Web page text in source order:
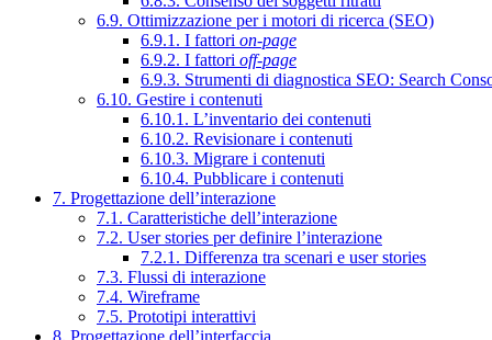
6.9. Ottimizzazione per i motori di ricerca (SEO)
6.9.1. I fattori on-page
6.9.2. I fattori off-page
6.9.3. Strumenti di diagnostica SEO: Search
6.10. Gestire i contenuti
6.10.1. L’inventario dei contenuti
6.10.2. Revisionare i contenuti
6.10.3. Migrare i contenuti
6.10.4. Pubblicare i contenuti
7. Progettazione dell’interazione
7.1. Caratteristiche dell’interazione
7.2. User stories per definire l’interazione
7.2.1. Differenza tra scenari e user stories
7.3. Flussi di interazione
7.4. Wireframe
7.5. Prototipi interattivi
8. Progettazione dell’interfaccia